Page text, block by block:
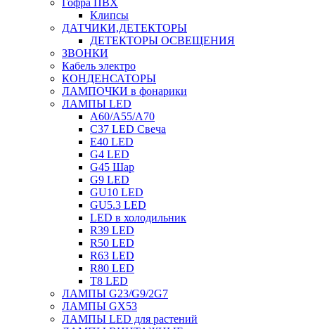
Гофра ПВХ
Клипсы
ДАТЧИКИ,ДЕТЕКТОРЫ
ДЕТЕКТОРЫ ОСВЕЩЕНИЯ
ЗВОНКИ
Кабель электро
КОНДЕНСАТОРЫ
ЛАМПОЧКИ в фонарики
ЛАМПЫ LED
A60/A55/A70
C37 LED Свеча
E40 LED
G4 LED
G45 Шар
G9 LED
GU10 LED
GU5.3 LED
LED в холодильник
R39 LED
R50 LED
R63 LED
R80 LED
T8 LED
ЛАМПЫ G23/G9/2G7
ЛАМПЫ GX53
ЛАМПЫ LED для растений